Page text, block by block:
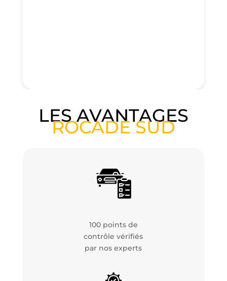
LES AVANTAGES
ROCADE SUD
100 points de
contrôle vérifiés
par nos experts